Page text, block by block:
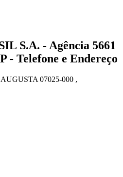
S.A. - Agência 5661
- Telefone e Endereço
07025-000 ,